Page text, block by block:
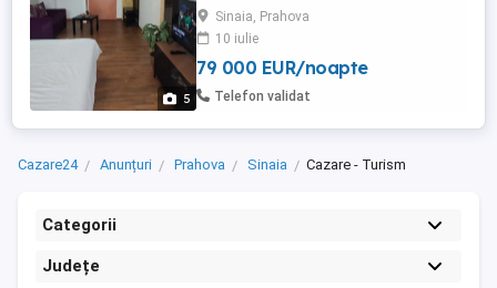
5
situat într-un complex rezidențial cu centru
SPA(piscina,sauna, jacuzzi,sala fitness și
restaurant) Complexul este construit in
2010 dat studioul a fost renovat complet
in 2025. Se vinde utilat,mobilat exact că în
Sinaia, Prahova
10 iulie
79 000 EUR/noapte
Telefon validat
Cazare24 Anunțuri Prahova Sinaia Cazare - Turism
Categorii
Județe